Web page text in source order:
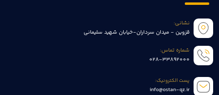
نشانی:
قزوین - میدان سرداران-خیابان شهید سلیمانی
شماره تماس:
028-33892000
پست الکترونیک:
info@ostan-qz.ir